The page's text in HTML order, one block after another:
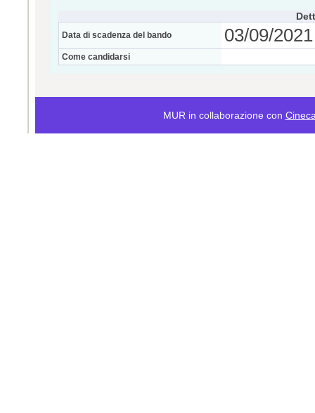
Data di scadenza del bando 03/09/
Come candidarsi
MUR in collaborazione con